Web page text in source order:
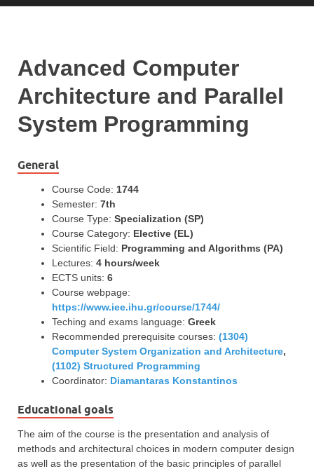
Advanced Computer
Architecture and Parallel
System Programming
General
Course Code: 1744
Semester: 7th
Course Type: Specialization (SP)
Course Category: Elective (EL)
Scientific Field: Programming and Algorithms (PA)
Lectures: 4 hours/week
ECTS units: 6
Course webpage:
https://www.iee.ihu.gr/course/1744/
Teching and exams language: Greek
Recommended prerequisite courses: (1304)
Computer System Organization and Architecture,
(1102) Structured Programming
Coordinator: Diamantaras Konstantinos
Educational goals
The aim of the course is the presentation and analysis of
methods and architectural choices in modern computer design
as well as the presentation of the basic principles of parallel